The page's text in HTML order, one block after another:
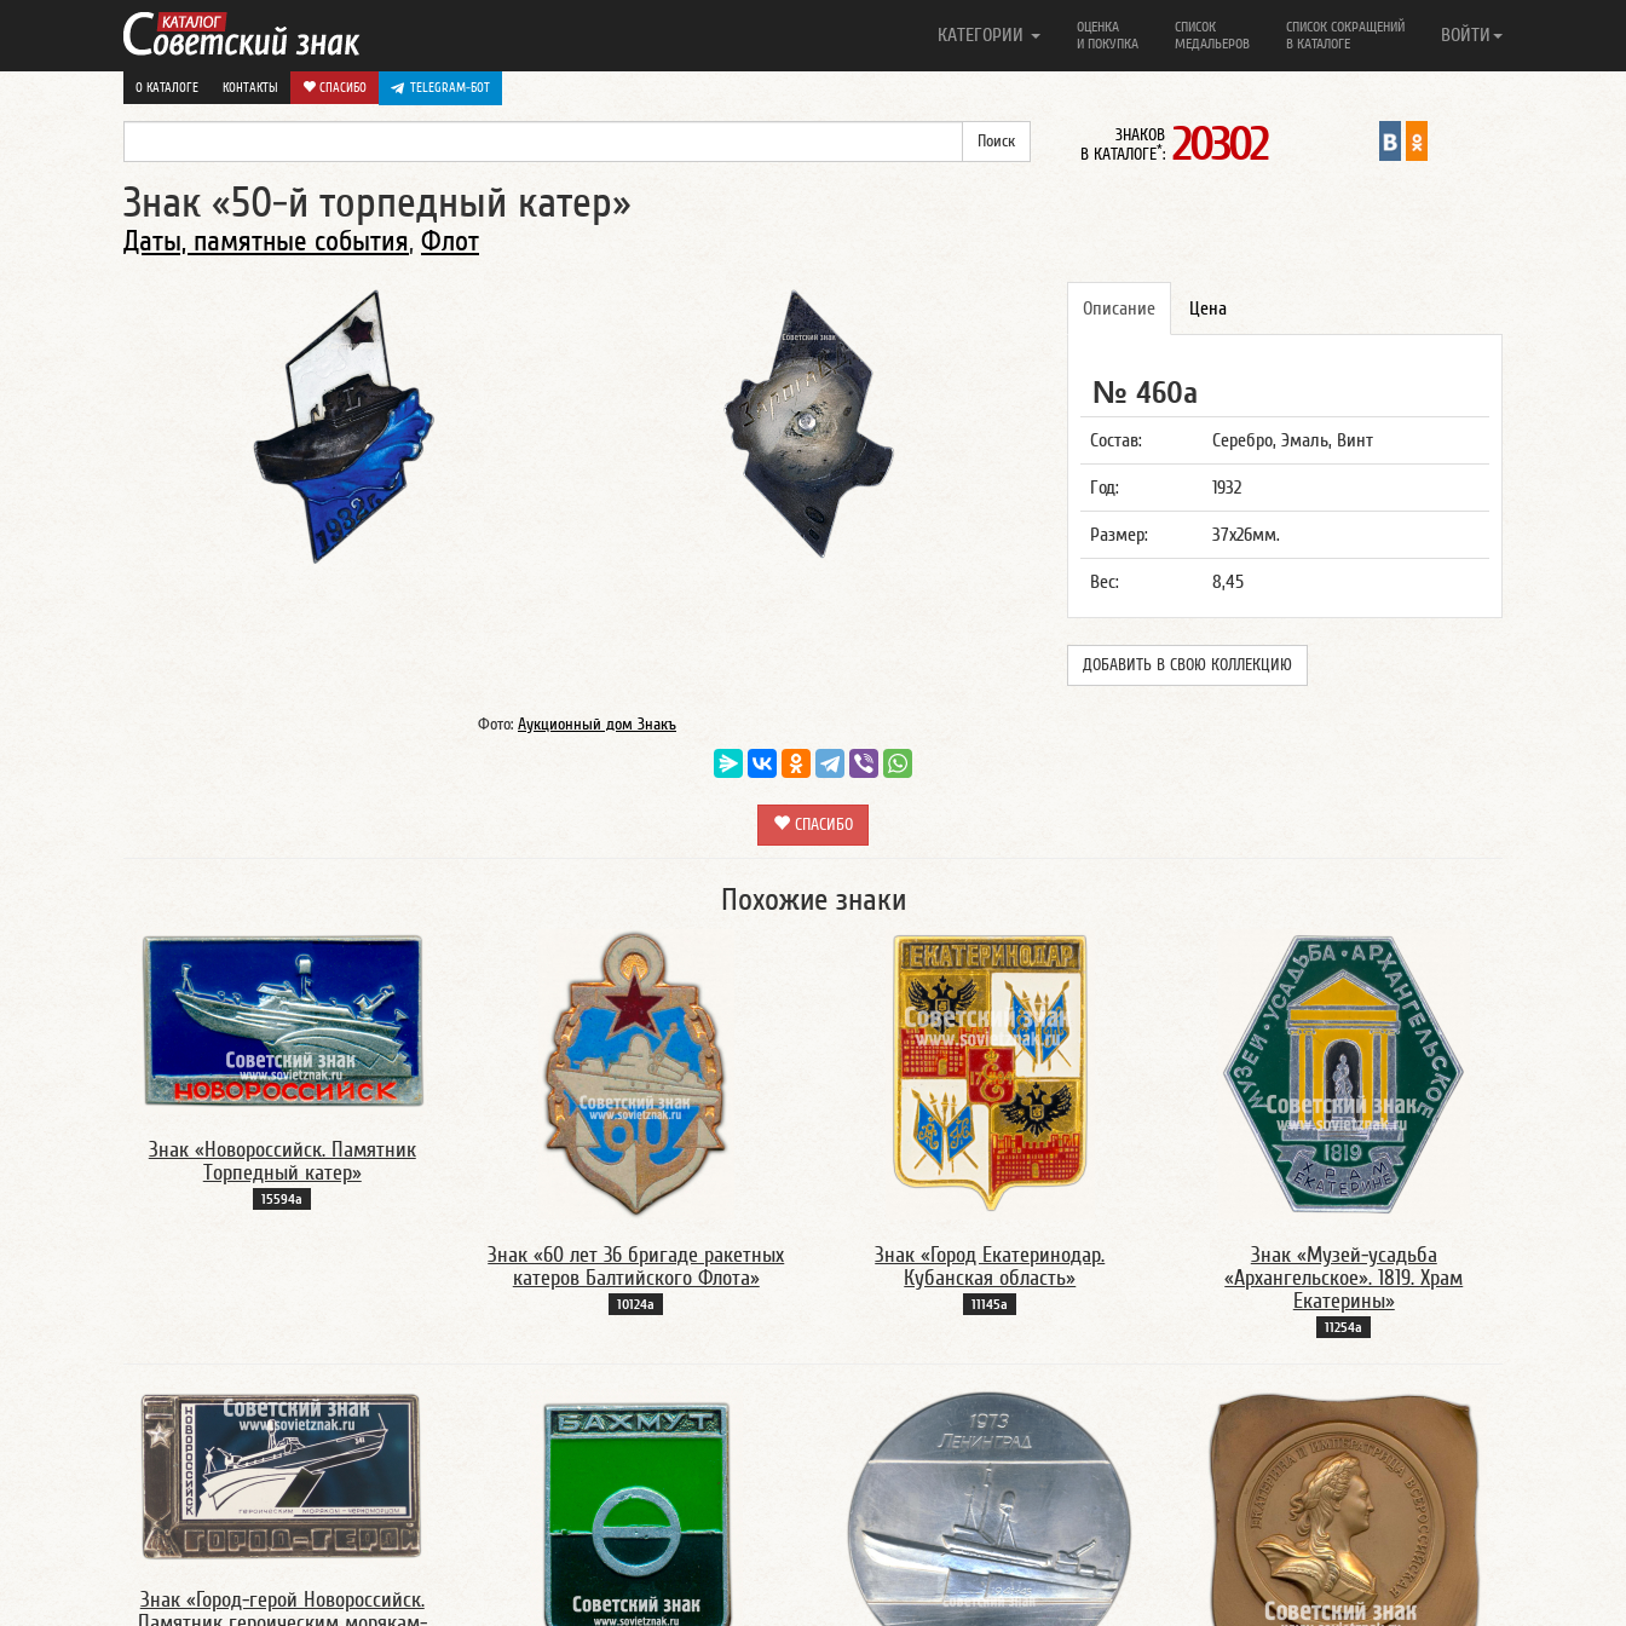
КАТЕГОРИИ
ОЦЕНКА
И ПОКУПКА
СПИСОК
МЕДАЛЬЕРОВ
СПИСОК СОКРАЩЕНИЙ
В КАТАЛОГЕ
ВОЙТИ
О КАТАЛОГЕ КОНТАКТЫ СПАСИБО TELEGRAM-БОТ
ЗНАКОВ
В КАТАЛОГЕ*: 20302
Знак «50-й торпедный катер»
Даты, памятные события, Флот
Описание Цена
№ 460а
Состав: Серебро, Эмаль, Винт
Год: 1932
Размер: 37x26мм.
Вес: 8,45
ДОБАВИТЬ В СВОЮ КОЛЛЕКЦИЮ
Фото: Аукционный дом Знакъ
СПАСИБО
Похожие знаки
Знак «Новороссийск. Памятник
Торпедный катер»
15594а
Знак «60 лет 36 бригаде ракетных
катеров Балтийского Флота»
10124а
Знак «Город Екатеринодар.
Кубанская область»
11145а
Знак «Музей-усадьба
«Архангельское». 1819. Храм
Екатерины»
11254а
Знак «Город-герой Новороссийск.